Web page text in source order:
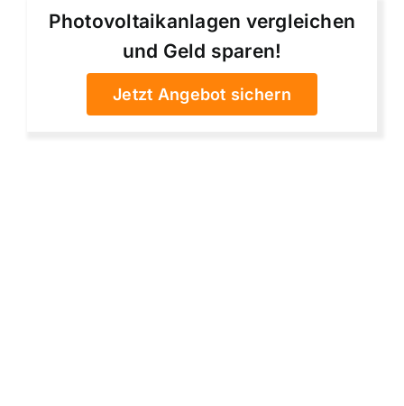
Photovoltaikanlagen vergleichen
und Geld sparen!
Jetzt Angebot sichern